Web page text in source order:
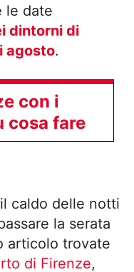
le date
dintorni di
agosto.
con i
cosa fare
caldo delle notti
la serata
articolo trovate
di Firenze,